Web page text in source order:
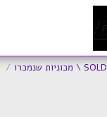
SOLD \ מכוניות שנמכרו